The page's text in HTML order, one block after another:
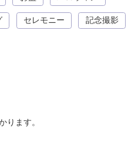
セレモニー 記念撮影
ります。